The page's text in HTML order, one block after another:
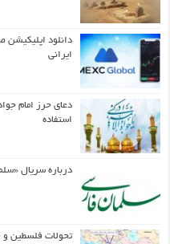
ایرانی
دعای حرز امام
استفاده
درباره سریال
تحولات فلسطین و